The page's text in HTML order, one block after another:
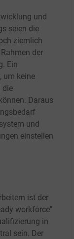
und
seien die
ziemlich
der
Ein
um keine
die
Daraus
und
einstellen
ist der
workforce"
in
sein. Der